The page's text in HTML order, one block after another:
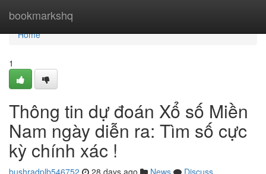
bookmarkshq
Home
Home
1
Thông tin dự đoán Xổ số Miền
Nam ngày diễn ra: Tìm số cực
kỳ chính xác !
bushradplb546752 28 days ago News
Discuss